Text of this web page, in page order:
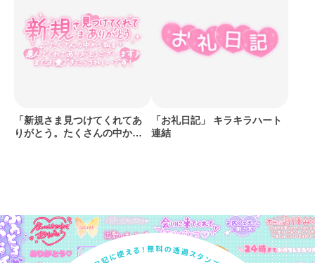
「新規さま見つけてくれてあ
りがとう。たくさんの中から
「お礼日記」 キラキラハート
連結